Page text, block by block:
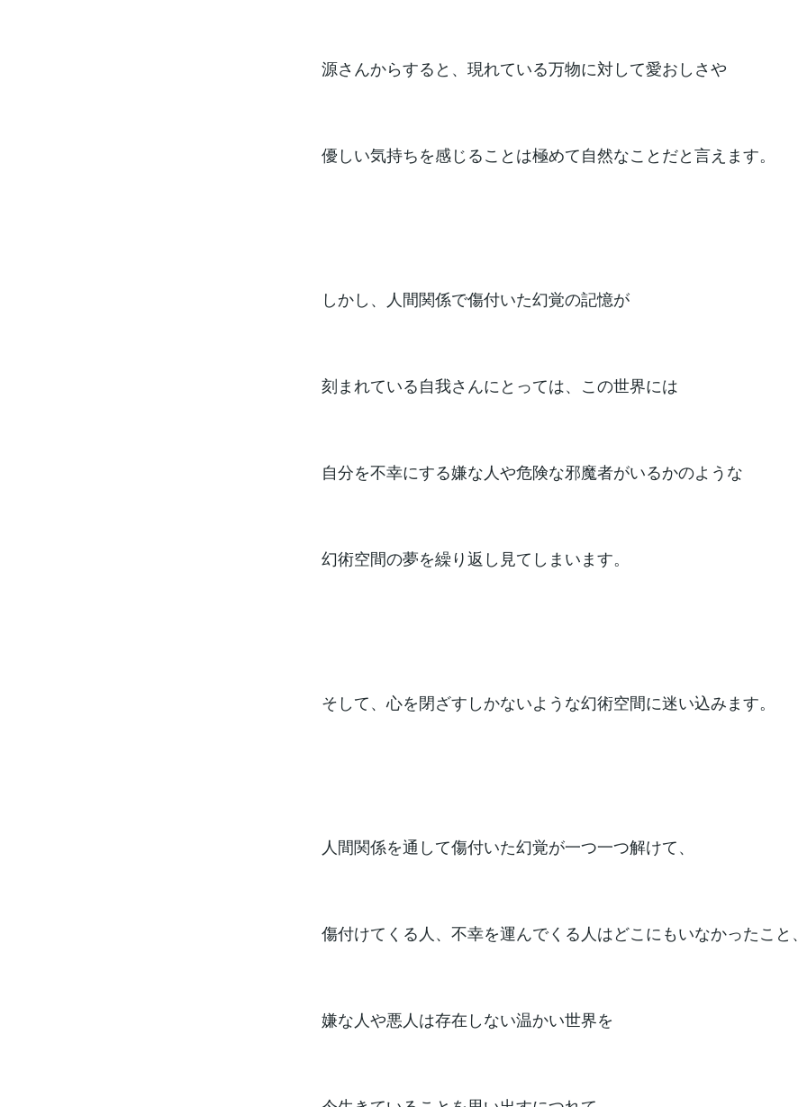
源さんからすると、現れている万物に対して愛おしさや
優しい気持ちを感じることは極めて自然なことだと言えます。
しかし、人間関係で傷付いた幻覚の記憶が
刻まれている自我さんにとっては、この世界には
自分を不幸にする嫌な人や危険な邪魔者がいるかのような
幻術空間の夢を繰り返し見てしまいます。
そして、心を閉ざすしかないような幻術空間に迷い込みます。
人間関係を通して傷付いた幻覚が一つ一つ解けて、
傷付けてくる人、不幸を運んでくる人はどこにもいなかったこと、
嫌な人や悪人は存在しない温かい世界を